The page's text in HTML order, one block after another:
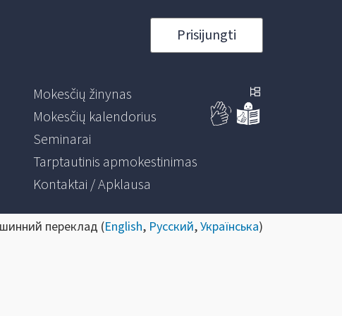
Prisijungti
Mokesčių žinynas
Mokesčių kalendorius
Seminarai
Tarptautinis apmokestinimas
Kontaktai / Apklausa
переклад (English, Русский,Українська)